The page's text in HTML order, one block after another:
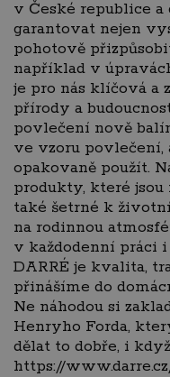
v České republice
garantovat nejen
pohotově
například v
je pro nás klíčová a
přírody a
povlečení nově
ve vzoru povlečení,
opakovaně použít.
produkty, které jsou
také šetrné k
na rodinnou
v každodenní práci
DARRÉ je kvalita,
přinášíme do
Ne náhodou si
Henryho Forda,
dělat to dobře, i
https://